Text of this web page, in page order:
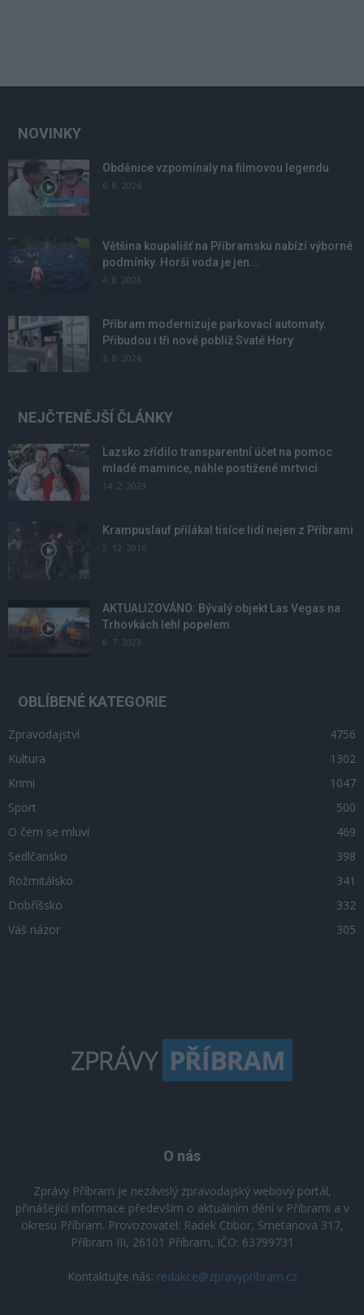
NOVINKY
Obděnice vzpomínaly na filmovou legendu
6. 8. 2026
Většina koupališť na Příbramsku nabízí výborné
podmínky. Horší voda je jen...
4. 8. 2026
Příbram modernizuje parkovací automaty.
Přibudou i tři nové poblíž Svaté Hory
3. 8. 2026
NEJČTENĚJŠÍ ČLÁNKY
Lazsko zřídilo transparentní účet na pomoc
mladé mamince, náhle postižené mrtvicí
14. 2. 2023
Krampuslauf přilákal tisíce lidí nejen z Příbrami
2. 12. 2016
AKTUALIZOVÁNO: Bývalý objekt Las Vegas na
Trhovkách lehl popelem
8. 7. 2023
OBLÍBENÉ KATEGORIE
Zpravodajství
4756
Kultura
1302
Krimi
1047
Sport
500
O čem se mluví
469
Sedlčansko
398
Rožmitálsko
341
Dobříšsko
332
Váš názor
305
O nás
Zprávy Příbram je nezávislý zpravodajský webový portál,
přinášející informace především o aktuálním dění v Příbrami a v
okresu Příbram. Provozovatel: Radek Ctibor, Smetanova 317,
Příbram III, 26101 Příbram, IČO: 63799731
Kontaktujte nás: redakce@zpravypribram.cz